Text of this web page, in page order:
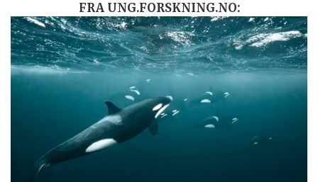
FRA UNG.FORSKNING.NO: